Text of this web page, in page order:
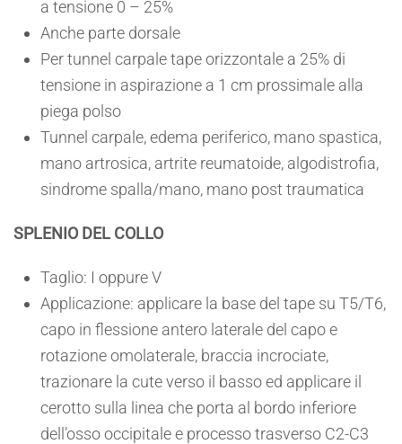
a tensione 0 – 25%
Anche parte dorsale
Per tunnel carpale tape orizzontale a 25% di
tensione in aspirazione a 1 cm prossimale alla
piega polso
Tunnel carpale, edema periferico, mano spastica,
mano artrosica, artrite reumatoide, algodistrofia,
sindrome spalla/mano, mano post traumatica
SPLENIO DEL COLLO
Taglio: I oppure V
Applicazione: applicare la base del tape su T5/T6,
capo in flessione antero laterale del capo e
rotazione omolaterale, braccia incrociate,
trazionare la cute verso il basso ed applicare il
cerotto sulla linea che porta al bordo inferiore
dell’osso occipitale e processo trasverso C2-C3